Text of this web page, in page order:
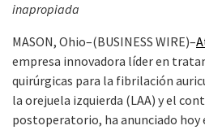
inapropiada
MASON, Ohio–(BUSINESS WIRE)–
empresa innovadora líder en
quirúrgicas para la fibrilación
la orejuela izquierda (LAA) y el
postoperatorio, ha anunciado